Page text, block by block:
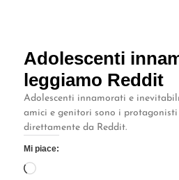
Adolescenti
leggiamo Reddit
Adolescenti innamorati e
amici e genitori sono i
direttamente da Reddit.
Mi piace: